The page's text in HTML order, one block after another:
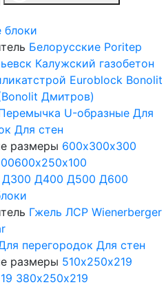
блоки
Белорусские Poritep
Калужский газобетон
Euroblock Bonolit
Дмитров)
U-образные Для
Для стен
размеры 600х300х300
600х250х100
Д300 Д400 Д500 Д600
Гжель ЛСР Wienerberger
перегородок Для стен
размеры 510х250х219
380х250х219